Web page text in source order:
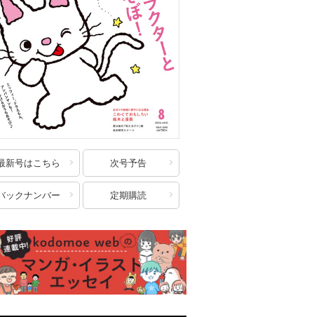
新号はこちら 次号予告
ックナンバー 定期購読